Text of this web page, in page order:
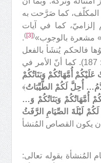
المكلّف، كما صَرَّحت به
إلزاميّ، كما في آيات
مشعرة بالوجوب»(
[3]
)
.
فالحكم يُنشَأ بالفعل
﴾ (البقرة: 187). كما أنّ الأمر في
أُمَّهَاتُكُمْ وَبَنَاتُكُمْ
أُحِلَّ لَكُمْ الطَّيِّبَاتُ﴾
أُمَّهَاتُكُمْ وَبَنَاتُكُمْ وَ…
لَيْلَةَ الصِّيَامِ الرَّفَثُ
لا بُدَّ أن يكون القصاص المُنشأ
المُنشأة بقوله تعالى: